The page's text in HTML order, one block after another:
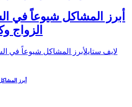
أبرز المشاكل شيوعاً في
الزواج
أبرز